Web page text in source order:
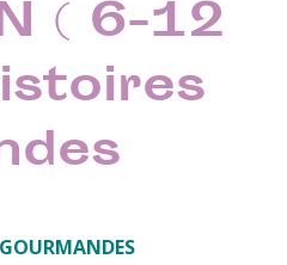
( 6-12